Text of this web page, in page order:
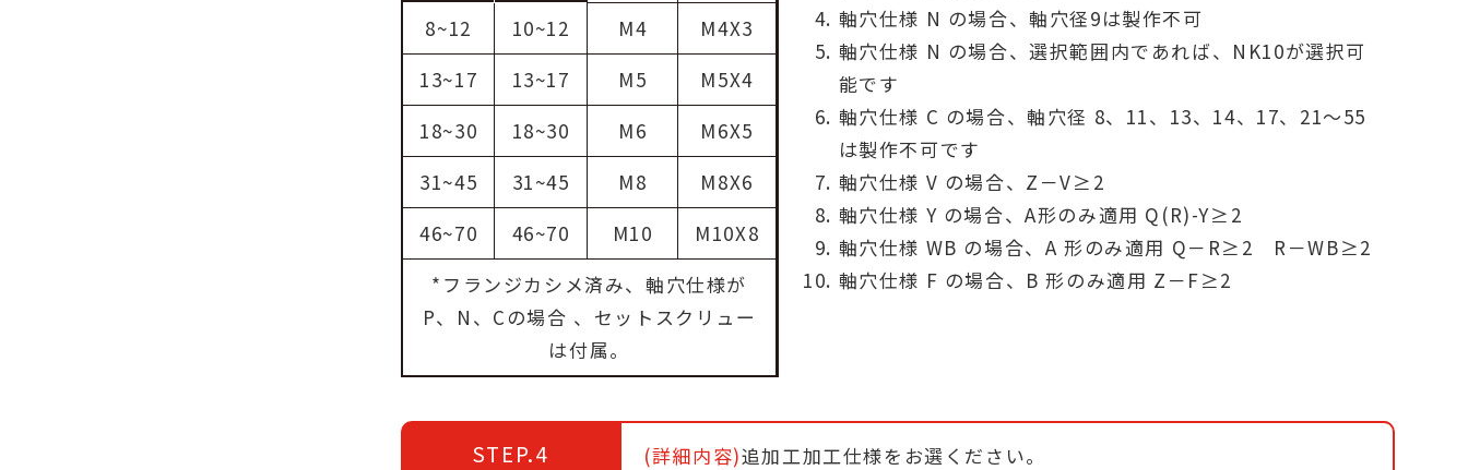
8~12 10~12 M4
M4X3
13~17
13~17 M5
M5X4
18~30
18~30 M6
M6X5
31~45
31~45 M8
M8X6
46~70
46~70 M10
M10X8
*フランジカシメ済み、軸穴仕様が
P、N、Cの場合 、セットスクリュー
は付属。
軸穴仕様 N の場合、軸穴径9は製作不可
軸穴仕様 N の場合、選択範囲内であれば、NK10が選択可
能です
軸穴仕様 C の場合、軸穴径 8、11、13、14、17、21～55
は製作不可です
軸穴仕様 V の場合、Z－V≥2
軸穴仕様 Y の場合、A形のみ適用 Q(R)-Y≥2
軸穴仕様 WB の場合、A 形のみ適用 Q－R≥2 R－WB≥2
軸穴仕様 F の場合、B 形のみ適用 Z－F≥2
STEP.4 (詳細内容)追加工加工仕様をお選ください。